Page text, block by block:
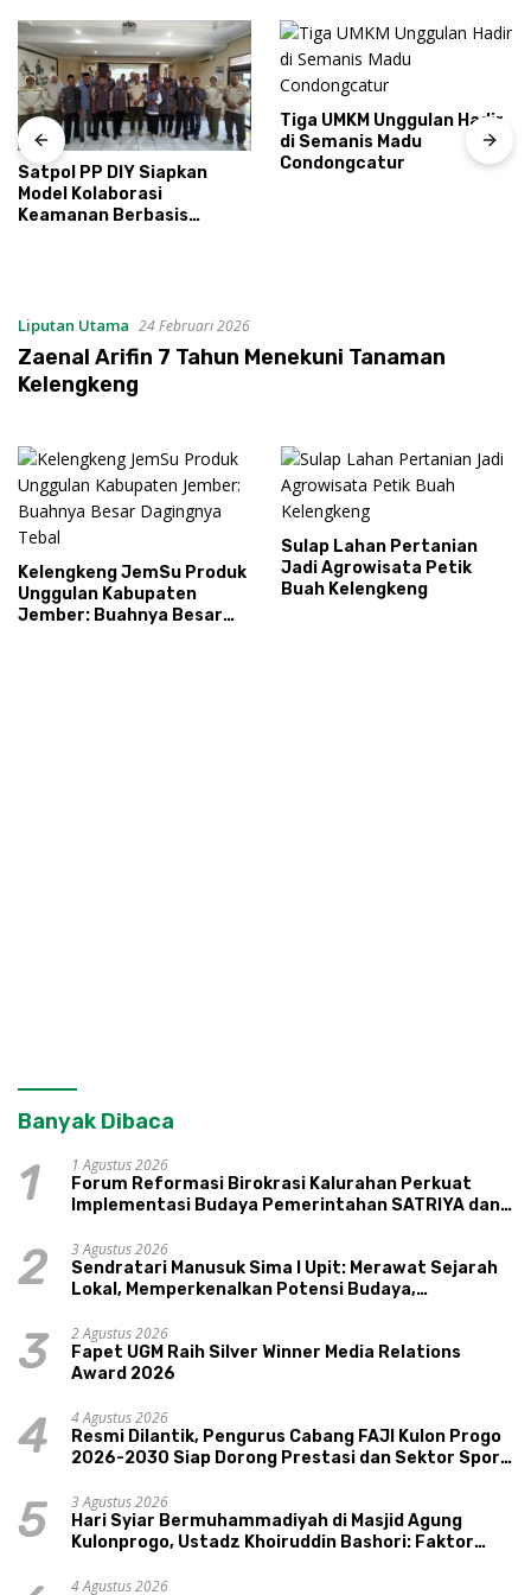
Satpol PP DIY Siapkan
Model Kolaborasi
Keamanan Berbasis
Tiga UMKM Unggulan Hadir
di Semanis Madu
Condongcatur
Liputan Utama 24 Februari 2026
Zaenal Arifin 7 Tahun Menekuni Tanaman
Kelengkeng
Kelengkeng JemSu Produk
Unggulan Kabupaten
Jember: Buahnya Besar
Sulap Lahan Pertanian
Jadi Agrowisata Petik
Buah Kelengkeng
Banyak Dibaca
1
1 Agustus 2026
Forum Reformasi Birokrasi Kalurahan Perkuat
Implementasi Budaya Pemerintahan SATRIYA dan
2
3 Agustus 2026
Sendratari Manusuk Sima I Upit: Merawat Sejarah
Lokal, Memperkenalkan Potensi Budaya,
3
2 Agustus 2026
Fapet UGM Raih Silver Winner Media Relations
Award 2026
4
4 Agustus 2026
Resmi Dilantik, Pengurus Cabang FAJI Kulon Progo
2026-2030 Siap Dorong Prestasi dan Sektor Sport
5
3 Agustus 2026
Hari Syiar Bermuhammadiyah di Masjid Agung
Kulonprogo, Ustadz Khoiruddin Bashori: Faktor
4 Agustus 2026